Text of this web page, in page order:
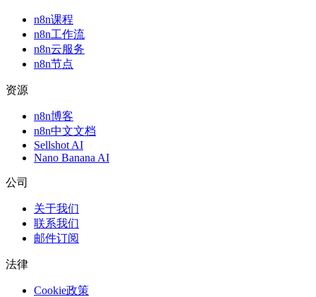
n8n课程
n8n工作流
n8n云服务
n8n节点
资源
n8n博客
n8n中文文档
Sellshot AI
Nano Banana AI
公司
关于我们
联系我们
邮件订阅
法律
Cookie政策